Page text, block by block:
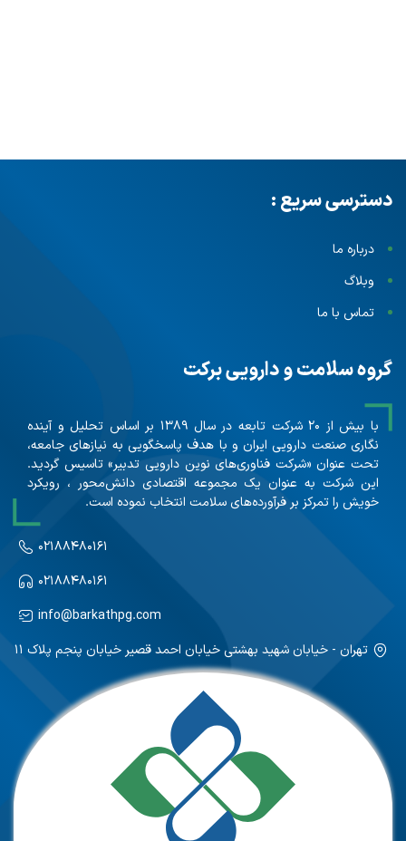
دسترسی سریع :
درباره ما
وبلاگ
تماس با ما
گروه سلامت و دارویی برکت
با بیش از ۲۰ شرکت تابعه در سال ۱۳۸۹ بر اساس تحلیل و آینده
نگاری صنعت دارویی ایران و با هدف پاسخگویی به نیازهای جامعه،
تحت عنوان «شرکت فناوری‌های نوین دارویی تدبیر» تاسیس گردید.
این شرکت به عنوان یک مجموعه اقتصادی دانش‌محور ، رویکرد
خویش را تمرکز بر فرآورده‌های سلامت انتخاب نموده است.
۰۲۱۸۸۴۸۰۱۶۱
۰۲۱۸۸۴۸۰۱۶۱
info@barkathpg.com
تهران - خیابان شهید بهشتی خیابان احمد قصیر خیابان پنجم پلاک ۱۱